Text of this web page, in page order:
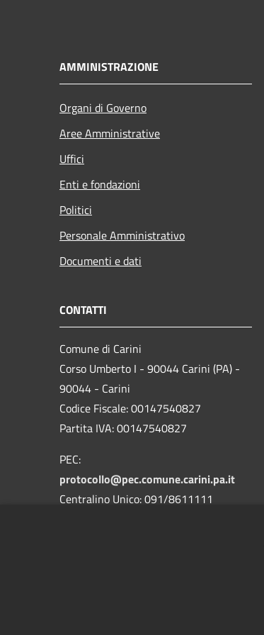
AMMINISTRAZIONE
Organi di Governo
Aree Amministrative
Uffici
Enti e fondazioni
Politici
Personale Amministrativo
Documenti e dati
CONTATTI
Comune di Carini
Corso Umberto I - 90044 Carini (PA) -
90044 - Carini
Codice Fiscale: 00147540827
Partita IVA: 00147540827
PEC:
protocollo@pec.comune.carini.pa.it
Centralino Unico: 091/8611111